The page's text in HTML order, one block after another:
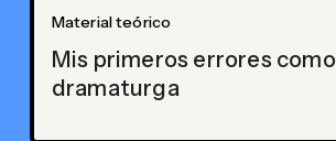
Material teórico
Mis primeros errores como
dramaturga